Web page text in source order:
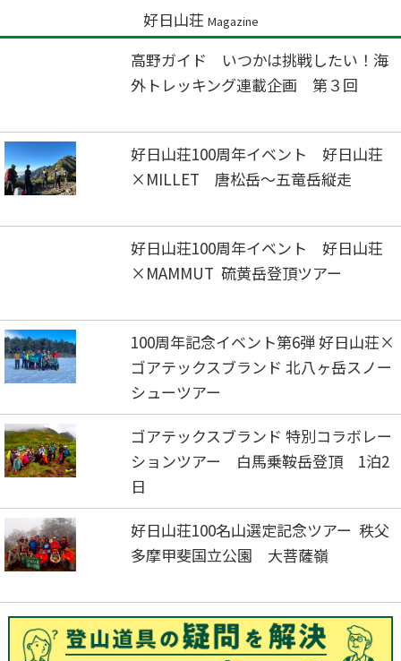
好日山荘 Magazine
高野ガイド いつかは挑戦したい！海
外トレッキング連載企画 第３回
好日山荘100周年イベント 好日山荘
×MILLET 唐松岳～五竜岳縦走
好日山荘100周年イベント 好日山荘
×MAMMUT 硫黄岳登頂ツアー
100周年記念イベント第6弾 好日山荘×
ゴアテックスブランド 北八ヶ岳スノー
シューツアー
ゴアテックスブランド 特別コラボレー
ションツアー 白馬乗鞍岳登頂 1泊2
日
好日山荘100名山選定記念ツアー 秩父
多摩甲斐国立公園 大菩薩嶺